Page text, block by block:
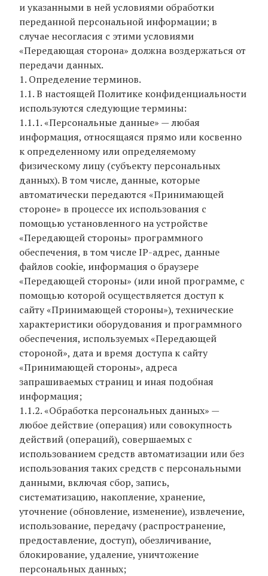
и указанными в ней условиями обработки
переданной персональной информации; в
случае несогласия с этими условиями
«Передающая сторона» должна воздержаться от
передачи данных.
1. Определение терминов.
1.1. В настоящей Политике конфиденциальности
используются следующие термины:
1.1.1. «Персональные данные» — любая
информация, относящаяся прямо или косвенно
к определенному или определяемому
физическому лицу (субъекту персональных
данных). В том числе, данные, которые
автоматически передаются «Принимающей
стороне» в процессе их использования с
помощью установленного на устройстве
«Передающей стороны» программного
обеспечения, в том числе IP-адрес, данные
файлов cookie, информация о браузере
«Передающей стороны» (или иной программе, с
помощью которой осуществляется доступ к
сайту «Принимающей стороны»), технические
характеристики оборудования и программного
обеспечения, используемых «Передающей
стороной», дата и время доступа к сайту
«Принимающей стороны», адреса
запрашиваемых страниц и иная подобная
информация;
1.1.2. «Обработка персональных данных» —
любое действие (операция) или совокупность
действий (операций), совершаемых с
использованием средств автоматизации или без
использования таких средств с персональными
данными, включая сбор, запись,
систематизацию, накопление, хранение,
уточнение (обновление, изменение), извлечение,
использование, передачу (распространение,
предоставление, доступ), обезличивание,
блокирование, удаление, уничтожение
персональных данных;